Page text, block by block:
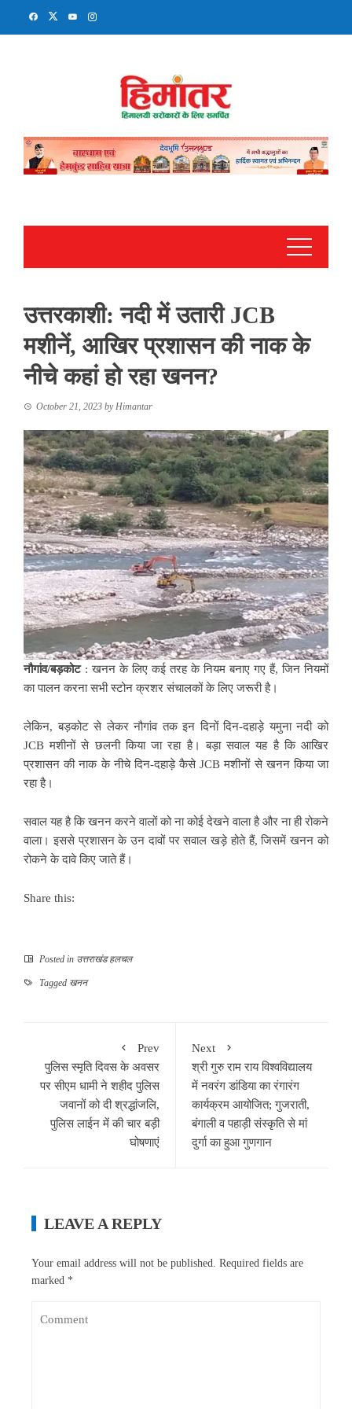
उत्तरकाशी: नदी में उतारी JCB
मशीनें, आखिर प्रशासन की नाक के
नीचे कहां हो रहा खनन?
October 21, 2023 byHimantar
नौगांव/बड़कोट: खनन के लिए कई तरह के नियम बनाए गए हैं, जिन नियमों
का पालन करना सभी स्टोन क्रशर संचालकों के लिए जरूरी है।
लेकिन, बड़कोट से लेकर नौगांव तक इन दिनों दिन-दहाड़े यमुना नदी को
JCB मशीनों से छलनी किया जा रहा है। बड़ा सवाल यह है कि आखिर
प्रशासन की नाक के नीचे दिन-दहाड़े कैसे JCB मशीनों से खनन किया जा
रहा है।
सवाल यह है कि खनन करने वालों को ना कोई देखने वाला है और ना ही रोकने
वाला। इससे प्रशासन के उन दावों पर सवाल खड़े होते हैं, जिसमें खनन को
रोकने के दावे किए जाते हैं।
Share this:
Posted in उत्तराखंड हलचल
Tagged खनन
Prev
पुलिस स्मृति दिवस के अवसर
पर सीएम धामी ने शहीद पुलिस
जवानों को दी श्रद्धांजलि,
पुलिस लाईन में की चार बड़ी
घोषणाएं
Next
श्री गुरु राम राय विश्वविद्यालय
में नवरंग डांडिया का रंगारंग
कार्यक्रम आयोजित; गुजराती,
बंगाली व पहाड़ी संस्कृति से मां
दुर्गा का हुआ गुणगान
LEAVE A REPLY
Your email address will not be published. Required fields are
marked *